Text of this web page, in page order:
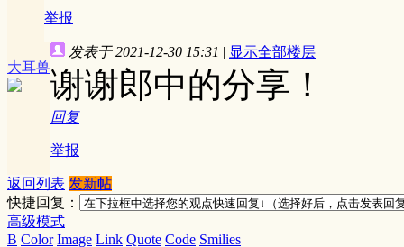
举报
大耳兽
发表于 2021-12-30 15:31 | 显示全部楼层
谢谢郎中的分享！
回复
举报
返回列表 发新帖
快捷回复：
高级模式
B Color Image Link Quote Code Smilies